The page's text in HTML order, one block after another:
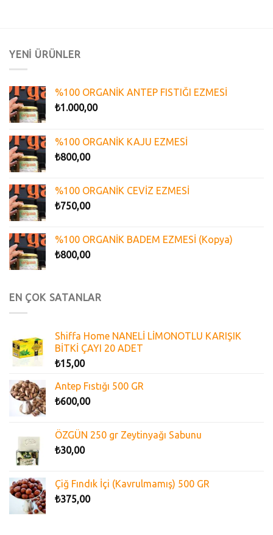
YENİ ÜRÜNLER
%100 ORGANİK ANTEP FISTIĞI EZMESİ
₺1.000,00
%100 ORGANİK KAJU EZMESİ
₺800,00
%100 ORGANİK CEVİZ EZMESİ
₺750,00
%100 ORGANİK BADEM EZMESİ (Kopya)
₺800,00
EN ÇOK SATANLAR
Shiffa Home NANELİ LİMONOTLU KARIŞIK
BİTKİ ÇAYI 20 ADET
₺15,00
Antep Fıstığı 500 GR
₺600,00
ÖZGÜN 250 gr Zeytinyağı Sabunu
₺30,00
Çiğ Fındık İçi (Kavrulmamış) 500 GR
₺375,00